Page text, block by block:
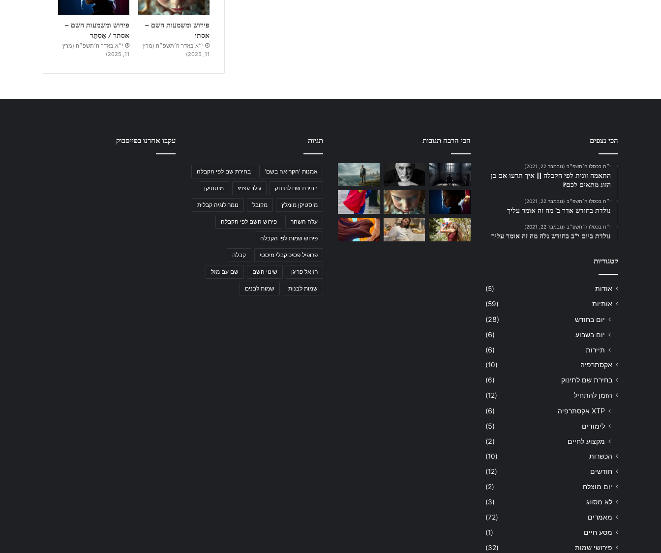
פירוש ומשמעות השם –
אסתי
י״א באדר ה׳תשפ״ה (מרץ
11, 2025)
פירוש ומשמעות השם –
אסתר / אֵסְתֵּר
י״א באדר ה׳תשפ״ה (מרץ
11, 2025)
הכי נצפים
י״ח בכסלו ה׳תשפ״ב (נובמבר 22, 2021)
התאמה זוגית לפי הקבלה || איך תדעו אם בן
הזוג מתאים לכם?
י״ח בכסלו ה׳תשפ״ב (נובמבר 22, 2021)
נולדת בחודש אדר ב’ מה זה אומר עליך
י״ח בכסלו ה׳תשפ״ב (נובמבר 22, 2021)
נולדת ביום י”ב בחודש גלה מה זה אומר עליך
קטגוריות
אודות
(5)
אותיות
(59)
יום בחודש
(28)
יום בשבוע
(6)
תיירות
(6)
אקסתרפיה
(10)
בחירת שם לתינוק
(6)
הזמן להתחיל
(12)
XTP אקסתרפיה
(6)
לימודים
(5)
מקצוע לחיים
(2)
הכשרות
(10)
חודשים
(12)
יום מוצלח
(2)
לא מסווג
(3)
מאמרים
(72)
מסע חיים
(1)
פירושי שמות
(32)
הכי הרבה תגובות תגיות
אמנות 'הקריאה בשם' בחירת שם לפי הקבלה
בחירת שם לתינוק גילוי עצמי מיסטיקן
מיסטיקן מומלץ מקובל נומרולוגיה קבלית
עלה השחר פירוש השם לפי הקבלה
פירוש שמות לפי הקבלה
פרופיל פסיכוקבלי מיסטי קבלה
רזיאל פריגן שינוי השם שם עם מזל
שמות לבנות שמות לבנים
עקבו אחרנו בפייסבוק